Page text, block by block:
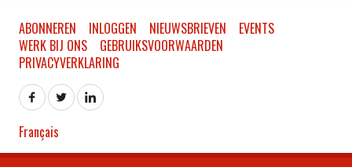
ABONNEREN INLOGGEN NIEUWSBRIEVEN
EVENTS
WERK BIJ ONS
GEBRUIKSVOORWAARDEN
PRIVACYVERKLARING
Français